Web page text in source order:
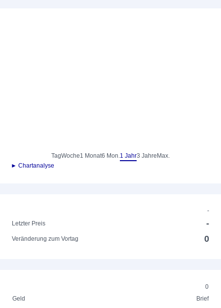
TagWoche1 Monat6 Mon.1 Jahr3 Jahre Max.
► Chartanalyse
-
Letzter Preis
-
Veränderung zum Vortag 0
0
Geld
Brief